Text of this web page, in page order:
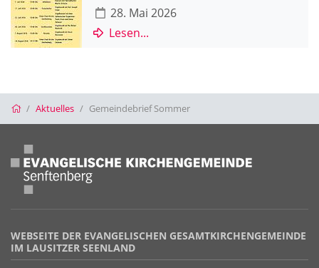
28. Mai 2026
Lesen...
Startseite
Aktuelles Gemeindebrief Sommer
WEBSEITE DER EVANGELISCHEN GESAMTKIRCHENGEMEINDE
IM LAUSITZER SEENLAND